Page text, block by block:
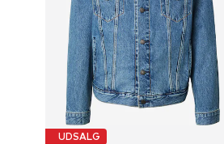
UDSALG